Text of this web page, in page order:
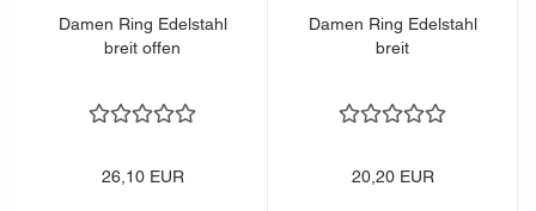
Damen Ring Edelstahl
breit offen
26,10 EUR
Damen Ring Edelstahl
breit
20,20 EUR